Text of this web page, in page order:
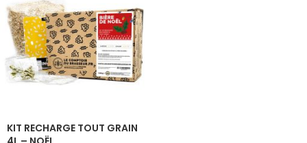
KIT RECHARGE TOUT GRAIN